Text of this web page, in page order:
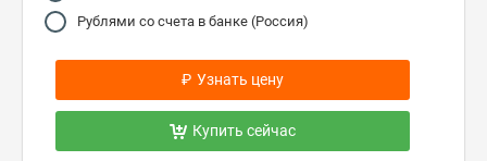
Рублями со счета в банке (Россия)
₽ Узнать цену
Купить сейчас